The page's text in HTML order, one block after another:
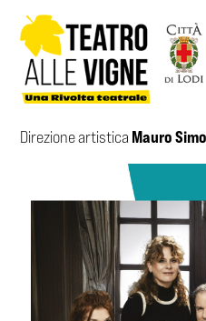
Salta al contenuto principale
Direzione artistica Mauro